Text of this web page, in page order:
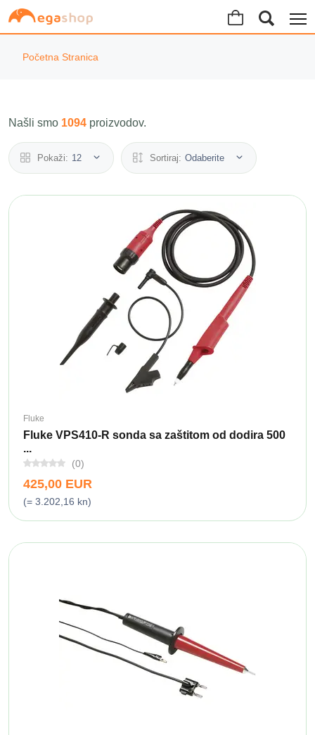
Početna Stranica
Našli smo 1094 proizvodov.
Pokaži: 12 Sortiraj: Odaberite
Fluke
Fluke VPS410-R sonda sa zaštitom od dodira 500
...
(0)
425,00 EUR
(= 3.202,16 kn)